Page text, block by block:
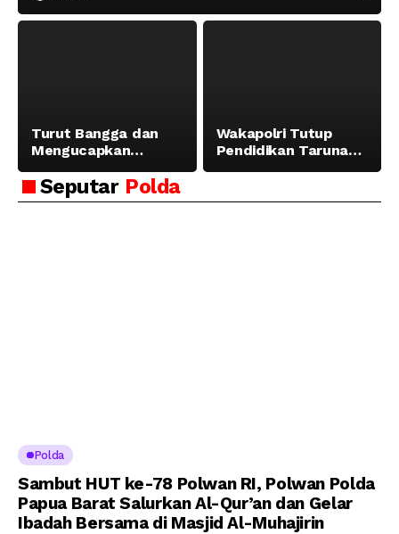
Turut Bangga dan
Mengucapkan
Atas Pelantikan
Putra Brigjen Pol Drs,
Wakapolri Tutup
Pendidikan Taruna
Amanat Kapolri
Seputar Polda
Polda
Sambut HUT ke-78 Polwan RI, Polwan Polda
Papua Barat Salurkan Al-Qur’an dan Gelar
Ibadah Bersama di Masjid Al-Muhajirin